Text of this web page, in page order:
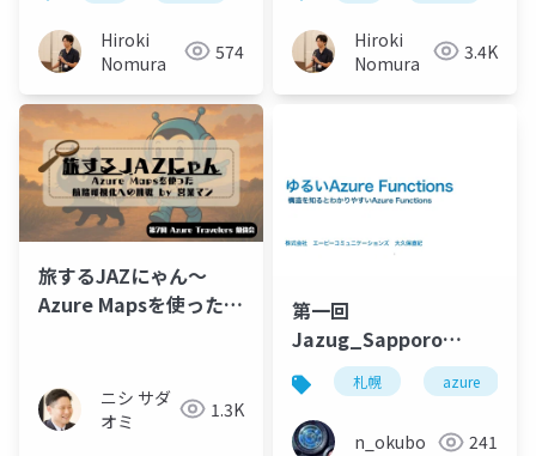
Hiroki
Nomura
574
Hiroki
Nomura
3.4K
旅するJAZにゃん～
Azure Mapsを使った航
ニシ サダ
オミ
1.3K
第一回
Jazug_Sapporo
rebootイベント「ゆる
いAzure Functions」
札幌 azure
n_okubo 241